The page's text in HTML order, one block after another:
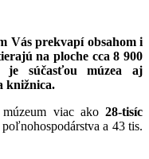
Vás prekvapí obsahom i
na ploche cca 8 900
je súčasťou múzea aj
knižnica.
viac ako 28-tisíc
a 43 tis.